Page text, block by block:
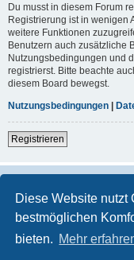
Diese Website nutzt
bestmöglichen
bieten. Mehr
Du musst in diesem Forum
Registrierung ist in wenigen
weitere Funktionen
Benutzern auch zusätzliche
Nutzungsbedingungen und
registrierst. Bitte beachte
diesem Board bewegst.
Nutzungsbedingungen |
Registrieren